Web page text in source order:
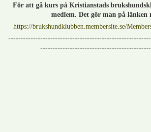
För att gå kurs på Kristianstads
medlem. Det gör man på länken
https://brukshundklubben.membersite.se/